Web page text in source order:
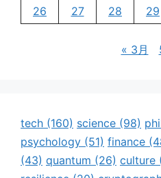
26
27 28 29
« 3月
tech (160) science (98)
psychology (51) finance
(43) quantum (26) culture